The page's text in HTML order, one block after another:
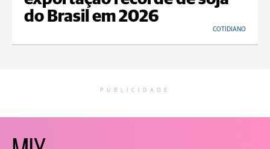
do Brasil em 2026
COTIDIANO
PUBLICIDADE